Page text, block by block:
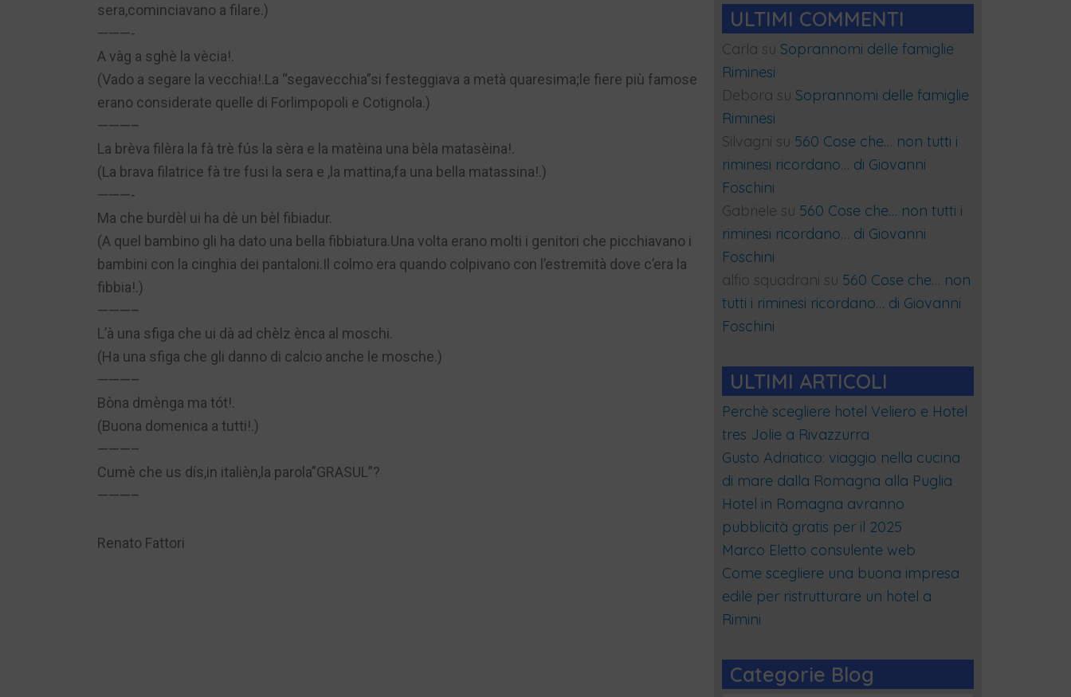
sera,cominciavano a filare.)
———-
A vàg a sghè la vècia!.
(Vado a segare la vecchia!.La “segavecchia”si festeggiava a metà quaresima;le fiere più famose
erano considerate quelle di Forlimpopoli e Cotignola.)
———–
La brèva filèra la fà trè fús la sèra e la matèina una bèla matasèina!.
(La brava filatrice fà tre fusi la sera e ,la mattina,fa una bella matassina!.)
———-
Ma che burdèl ui ha dè un bèl fibiadur.
(A quel bambino gli ha dato una bella fibbiatura.Una volta erano molti i genitori che picchiavano i
bambini con la cinghia dei pantaloni.Il colmo era quando colpivano con l’estremità dove c’era la
fibbia!.)
———–
L’à una sfiga che ui dà ad chèlz ènca al moschi.
(Ha una sfiga che gli danno di calcio anche le mosche.)
———–
Bòna dmènga ma tót!.
(Buona domenica a tutti!.)
———–
Cumè che us dís,in italièn,la parola”GRASUL”?
———–
Renato Fattori
ULTIMI COMMENTI
Carla su Soprannomi delle famiglie
Riminesi
Debora su Soprannomi delle famiglie
Riminesi
Silvagni su 560 Cose che… non tutti i
riminesi ricordano… di Giovanni
Foschini
Gabriele su 560 Cose che… non tutti i
riminesi ricordano… di Giovanni
Foschini
alfio squadrani su 560 Cose che… non
tutti i riminesi ricordano… di Giovanni
Foschini
ULTIMI ARTICOLI
Perchè scegliere hotel Veliero e Hotel
tres Jolie a Rivazzurra
Gusto Adriatico: viaggio nella cucina
di mare dalla Romagna alla Puglia
Hotel in Romagna avranno
pubblicità gratis per il 2025
Marco Eletto consulente web
Come scegliere una buona impresa
edile per ristrutturare un hotel a
Rimini
Categorie Blog